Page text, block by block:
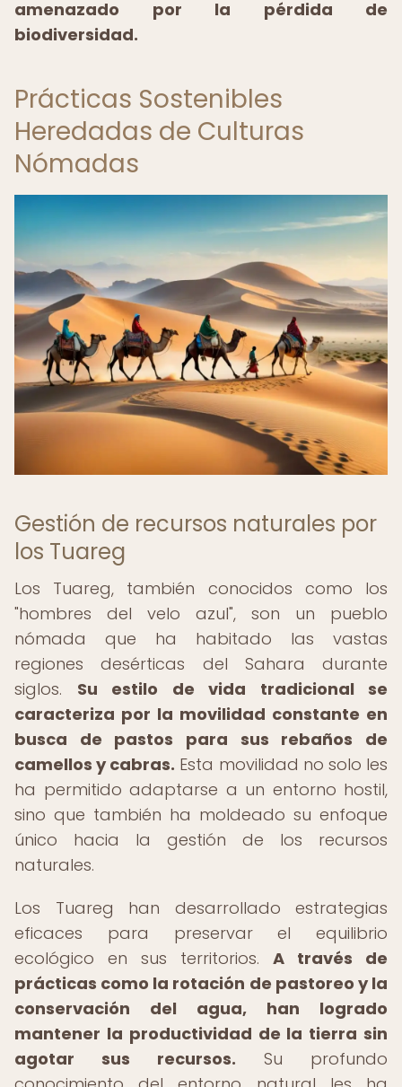
amenazado por la pérdida de
biodiversidad.
Prácticas Sostenibles
Heredadas de Culturas
Nómadas
Gestión de recursos naturales por
los Tuareg
Los Tuareg, también conocidos como los
"hombres del velo azul", son un pueblo
nómada que ha habitado las vastas
regiones desérticas del Sahara durante
siglos. Su estilo de vida tradicional se
caracteriza por la movilidad constante en
busca de pastos para sus rebaños de
camellos y cabras. Esta movilidad no solo les
ha permitido adaptarse a un entorno hostil,
sino que también ha moldeado su enfoque
único hacia la gestión de los recursos
naturales.
Los Tuareg han desarrollado estrategias
eficaces para preservar el equilibrio
ecológico en sus territorios. A través de
prácticas como la rotación de pastoreo y la
conservación del agua, han logrado
mantener la productividad de la tierra sin
agotar sus recursos. Su profundo